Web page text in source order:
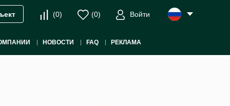
(0) (0) Войти
НОВОСТИ FAQ РЕКЛАМА